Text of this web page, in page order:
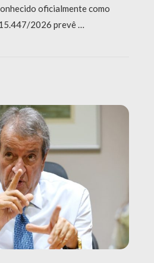
oficialmente como
2026 prevê …